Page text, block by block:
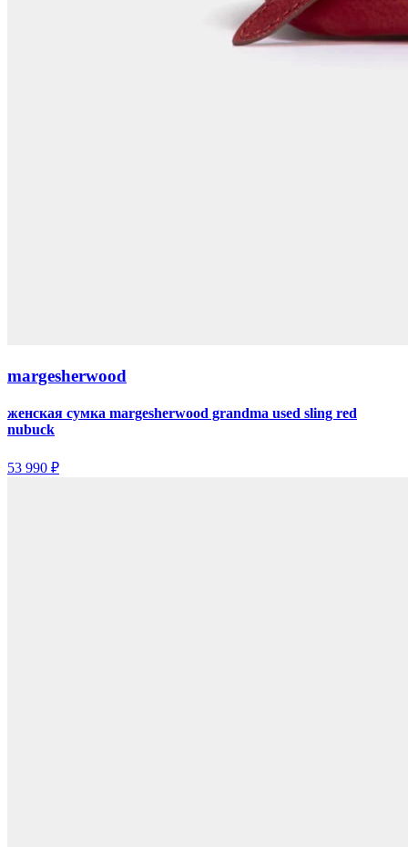
margesherwood
женская сумка margesherwood grandma used sling red
nubuck
53 990 ₽